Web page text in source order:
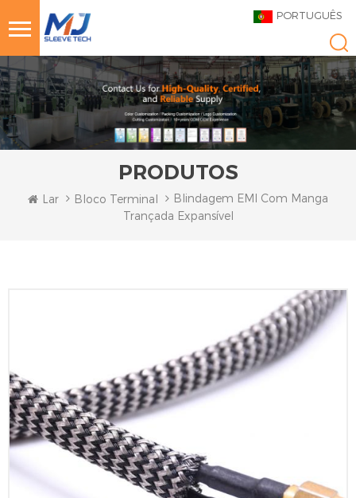
PORTUGUÊS
PRODUTOS
Lar Bloco Terminal
Blindagem EMI Com Manga
Trançada Expansível